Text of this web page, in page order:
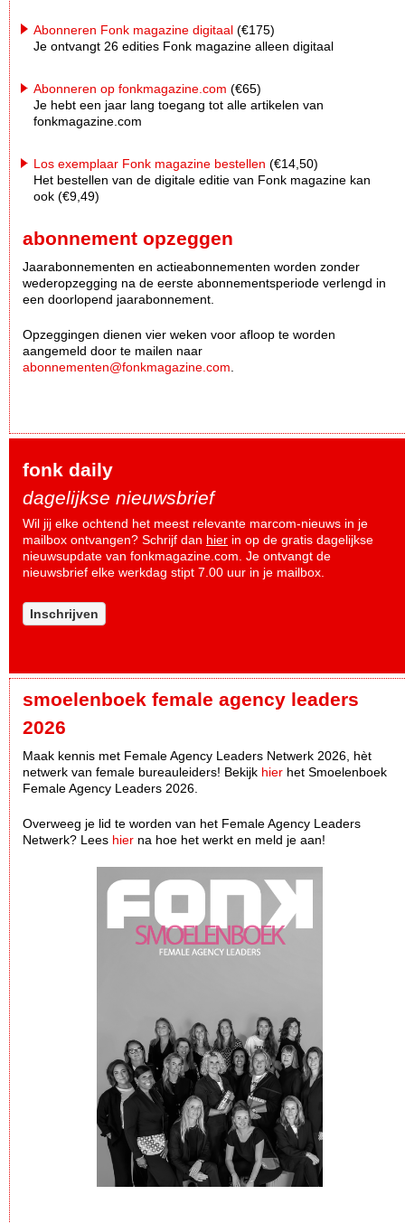
Abonneren Fonk magazine digitaal (€175)
Je ontvangt 26 edities Fonk magazine alleen digitaal
Abonneren op fonkmagazine.com (€65)
Je hebt een jaar lang toegang tot alle artikelen van
fonkmagazine.com
Los exemplaar Fonk magazine bestellen (€14,50)
Het bestellen van de digitale editie van Fonk magazine kan
ook (€9,49)
abonnement opzeggen
Jaarabonnementen en actieabonnementen worden zonder
wederopzegging na de eerste abonnementsperiode verlengd in
een doorlopend jaarabonnement.
Opzeggingen dienen vier weken voor afloop te worden
aangemeld door te mailen naar
abonnementen@fonkmagazine.com
fonk daily
dagelijkse nieuwsbrief
Wil jij elke ochtend het meest relevante marcom-nieuws in je
mailbox ontvangen? Schrijf dan hier in op de gratis dagelijkse
nieuwsupdate van fonkmagazine.com. Je ontvangt de
nieuwsbrief elke werkdag stipt 7.00 uur in je mailbox.
Inschrijven
smoelenboek female agency leaders
2026
Maak kennis met Female Agency Leaders Netwerk 2026, hèt
netwerk van female bureauleiders! Bekijk hier het Smoelenboek
Female Agency Leaders 2026.
Overweeg je lid te worden van het Female Agency Leaders
Netwerk? Lees hier na hoe het werkt en meld je aan!